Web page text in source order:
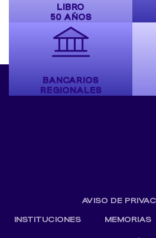
LIBRO
50 AÑOS
BANCARIOS
REGIONALES
AVISO DE
INSTITUCIONES
MEMORIAS